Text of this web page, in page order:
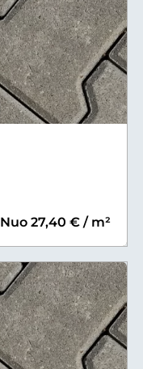
Nuo 27,40 € / m²